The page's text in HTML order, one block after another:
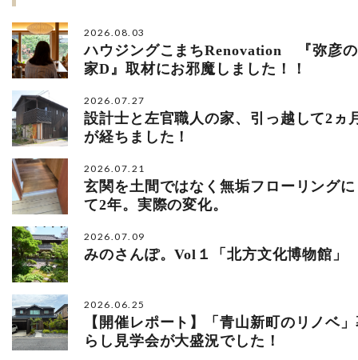
2026.08.03
ハウジングこまちRenovation 『弥彦の
家D』取材にお邪魔しました！！
2026.07.27
設計士と左官職人の家、引っ越して2ヵ
が経ちました！
2026.07.21
玄関を土間ではなく無垢フローリング
て2年。実際の変化。
2026.07.09
みのさんぽ。Vol１「北方文化博物館」
2026.06.25
【開催レポート】「青山新町のリノベ
らし見学会が大盛況でした！